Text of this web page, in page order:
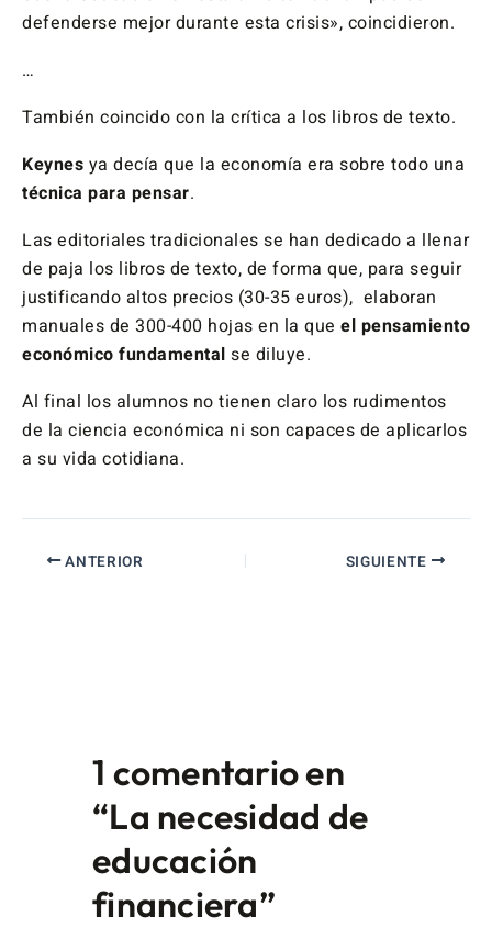
defenderse mejor durante esta crisis», coincidieron.
…
También coincido con la crítica a los libros de texto.
Keynes ya decía que la economía era sobre todo una
técnica para pensar.
Las editoriales tradicionales se han dedicado a llenar
de paja los libros de texto, de forma que, para seguir
justificando altos precios (30-35 euros), elaboran
manuales de 300-400 hojas en la que el pensamiento
económico fundamental se diluye.
Al final los alumnos no tienen claro los rudimentos
de la ciencia económica ni son capaces de aplicarlos
a su vida cotidiana.
ANTERIOR SIGUIENTE
1 comentario en
“La necesidad de
educación
financiera”